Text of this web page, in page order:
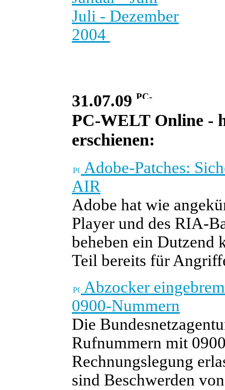
Juli - Dezember
2004
31.07.09
PC-WELT Online -
erschienen:
Adobe-Patches:
AIR
Adobe hat wie
Player und des RIA-
beheben ein Dutzend
Teil bereits für
Abzocker
0900-Nummern
Die
Rufnummern mit
Rechnungslegung
sind Beschwerden